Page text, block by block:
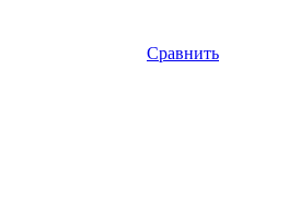
Сравнить